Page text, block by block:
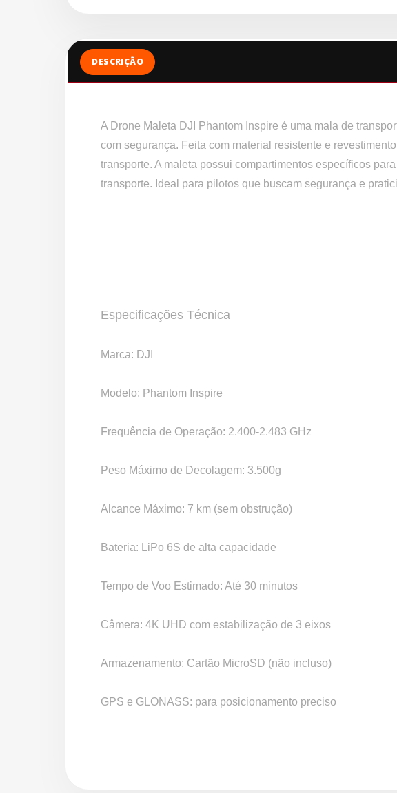
DESCRIÇÃO
A Drone Maleta DJI Phantom Inspire é uma mala de
com segurança. Feita com material resistente e
transporte. A maleta possui compartimentos específicos
transporte. Ideal para pilotos que buscam segurança e
Especificações Técnica
Marca: DJI
Modelo: Phantom Inspire
Frequência de Operação: 2.400-2.483 GHz
Peso Máximo de Decolagem: 3.500g
Alcance Máximo: 7 km (sem obstrução)
Bateria: LiPo 6S de alta capacidade
Tempo de Voo Estimado: Até 30 minutos
Câmera: 4K UHD com estabilização de 3 eixos
Armazenamento: Cartão MicroSD (não incluso)
GPS e GLONASS: para posicionamento preciso